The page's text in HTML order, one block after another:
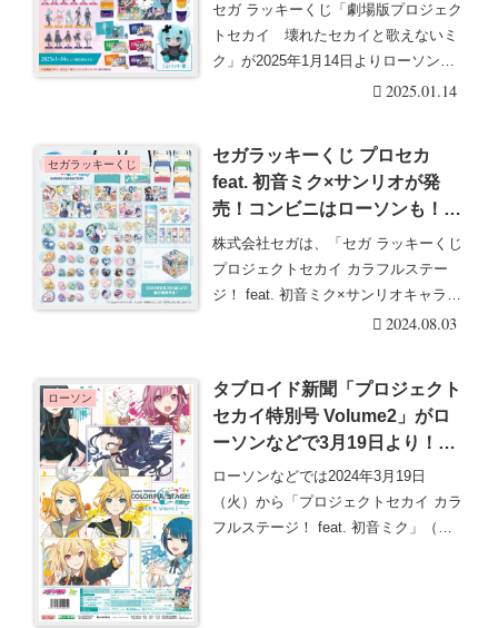
どこ？口コミ、売り切れまと
め！ローソン、HMVも！
セガ ラッキーくじ「劇場版プロジェク
トセカイ 壊れたセカイと歌えないミ
ク」が2025年1月14日よりローソンな
どで販売し・・・続きを読む2025.01.14
セガラッキーくじ
セガラッキーくじ プロセカ
feat. 初音ミク×サンリオが発
売！コンビニはローソンも！口
コミまとめ！
株式会社セガは、「セガ ラッキーくじ
プロジェクトセカイ カラフルステー
ジ！ feat. 初音ミク×サンリオキャラク
2024.08.03
ローソン
タブロイド新聞「プロジェクト
セカイ特別号 Volume2」がロ
ーソンなどで3月19日より！ク
リアファイル付き！
ローソンなどでは2024年3月19日
（火）から「プロジェクトセカイ カラ
フルステージ！ feat. 初音ミク」（略